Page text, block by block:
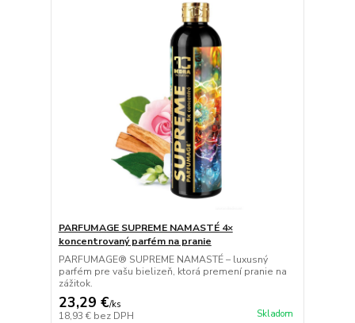
PARFUMAGE SUPREME NAMASTÉ 4×
koncentrovaný parfém na pranie
PARFUMAGE® SUPREME NAMASTÉ – luxusný
parfém pre vašu bielizeň, ktorá premení pranie na
zážitok.
23,29 €/ks
18,93 € bez DPH Skladom